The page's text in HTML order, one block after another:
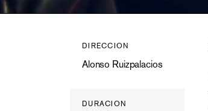
DIRECCION
Alonso Ruizpalacios
DURACION